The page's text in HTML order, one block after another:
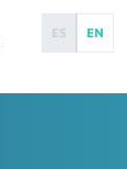
EN
ES